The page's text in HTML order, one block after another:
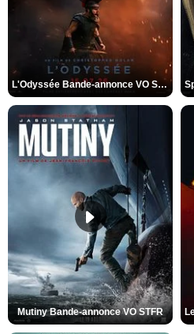
L'Odyssée Bande-annonce VO STFR
Mutiny Bande-annonce VO STFR